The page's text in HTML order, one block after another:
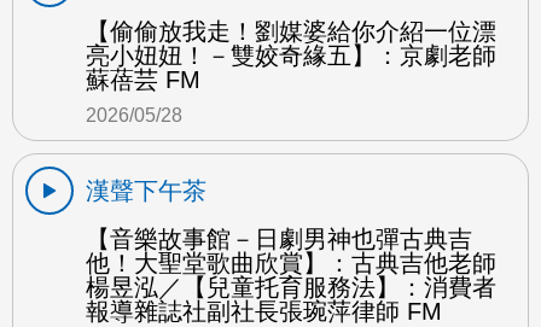
【偷偷放我走！劉媒婆給你介紹一位漂
亮小妞妞！－雙姣奇緣五】：京劇老師
蘇蓓芸 FM
2026/05/28
漢聲下午茶
【音樂故事館－日劇男神也彈古典吉
他！大聖堂歌曲欣賞】：古典吉他老師
楊昱泓／【兒童托育服務法】：消費者
報導雜誌社副社長張琬萍律師 FM